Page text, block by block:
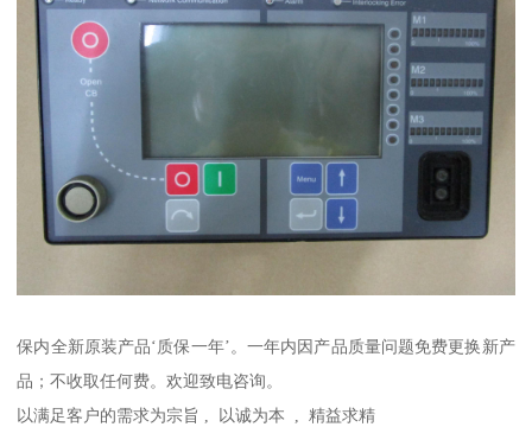
保内全新原装产品‘质保一年’。一年内因产品质量问题免费更换新产
品；不收取任何费。欢迎致电咨询。
以满足客户的需求为宗旨 , 以诚为本 , 精益求精